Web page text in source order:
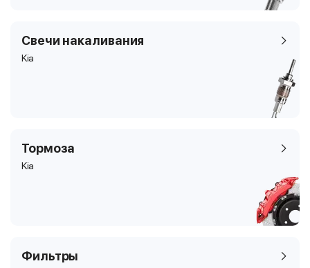
Свечи накаливания
Kia
Тормоза
Kia
Фильтры